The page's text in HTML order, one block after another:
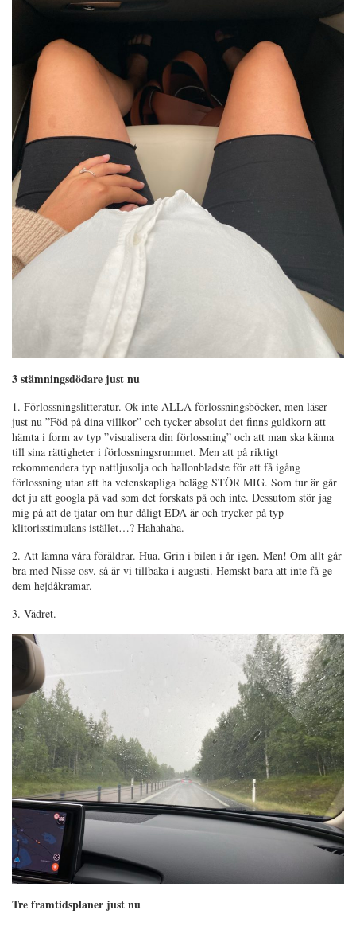
3 stämningsdödare just nu
1. Förlossningslitteratur. Ok inte ALLA förlossningsböcker, men läser
just nu ”Föd på dina villkor” och tycker absolut det finns guldkorn att
hämta i form av typ ”visualisera din förlossning” och att man ska känna
till sina rättigheter i förlossningsrummet. Men att på riktigt
rekommendera typ nattljusolja och hallonbladste för att få igång
förlossning utan att ha vetenskapliga belägg STÖR MIG. Som tur är går
det ju att googla på vad som det forskats på och inte. Dessutom stör jag
mig på att de tjatar om hur dåligt EDA är och trycker på typ
klitorisstimulans istället…? Hahahaha.
2. Att lämna våra föräldrar. Hua. Grin i bilen i år igen. Men! Om allt går
bra med Nisse osv. så är vi tillbaka i augusti. Hemskt bara att inte få ge
dem hejdåkramar.
3. Vädret.
Tre framtidsplaner just nu